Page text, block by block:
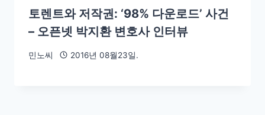
토렌트와 저작권: ‘98% 다운로드’ 사건
– 오픈넷 박지환 변호사 인터뷰
민노씨 2016년 08월23일.